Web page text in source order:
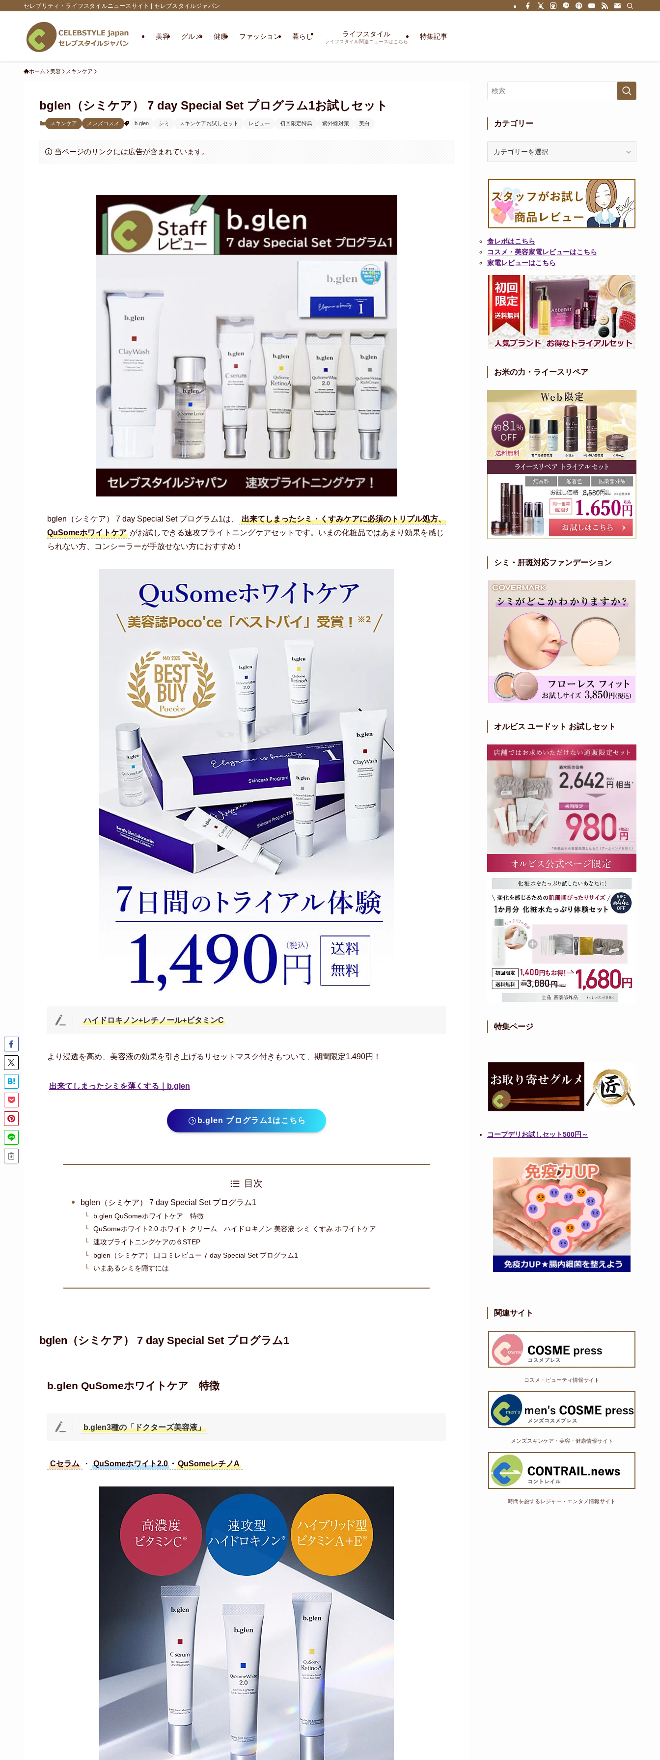
セレブリティ・ライフスタイルニュースサイト | セレブスタイルジャパン
美容 グルメ 健康 ファッション 暮らし ライフスタイル
ライフスタイル関連ニュースはこちら
特集記事
ホーム 美容 スキンケア
bglen（シミケア） 7 day Special Set プログラム1お試しセット
スキンケア メンズコスメ b.glen シミ スキンケアお試しセット レビュー 初回限定特典 紫外線対策 美白
当ページのリンクには広告が含まれています。
bglen（シミケア） 7 day Special Set プログラム1は、
出来てしまったシミ・くすみケアに必須のトリプル処方、
QuSomeホワイトケア がお試しできる速攻ブライトニングケアセットです。いまの化粧品ではあまり効果を感じ
られない方、コンシーラーが手放せない方におすすめ！
ハイドロキノン+レチノール+ビタミンC
より浸透を高め、美容液の効果を引き上げるリセットマスク付きもついて、期間限定1.490円！
出来てしまったシミを薄くする｜b.glen
b.glen プログラム1はこちら
目次
bglen（シミケア） 7 day Special Set プログラム1
b.glen QuSomeホワイトケア 特徴
QuSomeホワイト2.0 ホワイト クリーム ハイドロキノン 美容液 シミ くすみ ホワイトケア
速攻ブライトニングケアの６STEP
bglen（シミケア） 口コミレビュー 7 day Special Set プログラム1
いまあるシミを隠すには
bglen（シミケア） 7 day Special Set プログラム1
b.glen QuSomeホワイトケア 特徴
b.glen3種の「ドクターズ美容液」
Cセラム ・ QuSomeホワイト2.0 ・ QuSomeレチノA
カテゴリー
リ
食レポはこちら
コスメ・美容家電レビューはこちら
家電レビューはこちら
お米の力・ライースリペア
シミ・肝斑対応ファンデーション
オルビス ユードット お試しセット
特集ページ
コープデリお試しセット500円～
関連サイト
コスメ・ビューティ情報サイト
メンズスキンケア・美容・健康情報サイト
時間を旅するレジャー・エンタメ情報サイト